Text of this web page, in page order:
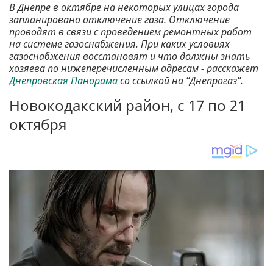
В Днепре в октябре на некоторых улицах города
запланировано отключение газа. Отключение
проводят в связи с проведением ремонтных работ
на системе газоснабжения. При каких условиях
газоснабжения восстановят и что должны знать
хозяева по нижеперечисленным адресам - расскажет
Днепровская Панорамасо ссылкой на “Днепрогаз”.
Новокодакский район, с 17 по 21
октября